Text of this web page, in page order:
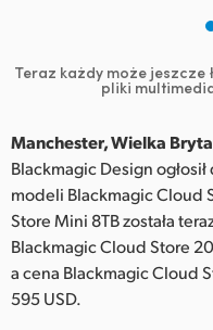
Hong Kong SAR,
Italy
Japan
Korea
Teraz każdy może
pliki
Manchester, Wielka
Blackmagic Design
modeli Blackmagic Cloud
Store Mini 8TB została
Blackmagic Cloud Store
a cena Blackmagic Cloud
595 USD.